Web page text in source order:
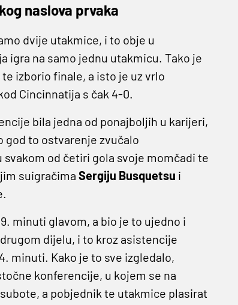
naslova prvaka
dvije utakmice, i to obje u
igra na samo jednu utakmicu. Tako je
te izborio finale, a isto je uz vrlo
Cincinnatija s čak 4-0.
bila jedna od ponajboljih u karijeri,
god to ostvarenje zvučalo
od četiri gola svoje momčadi te
suigračima Sergiju Busquetsu i
minuti glavom, a bio je to ujedno i
dijelu, i to kroz asistencije
minuti. Kako je to sve izgledalo,
konferencije, u kojem se na
a pobjednik te utakmice plasirat